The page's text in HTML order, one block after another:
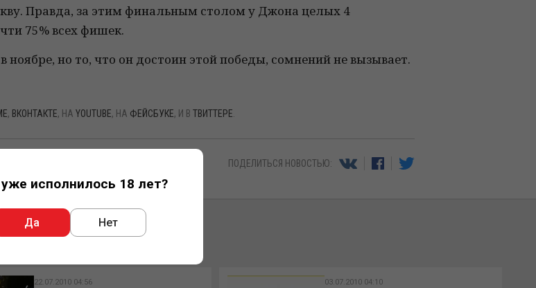
исполнилось 18 лет?
Да Нет
Правда, за этим финальным столом у Джона целых 4
75% всех фишек.
но то, что он достоин этой победы, сомнений не вызывает.
, ВКОНТАКТЕ, НА YOUTUBE, НА ФЕЙСБУКЕ, И В ТВИТТЕРЕ
ПОДЕЛИТЬСЯ НОВОСТЬЮ:
22.07.2010 04:56 03.07.2010 04:10